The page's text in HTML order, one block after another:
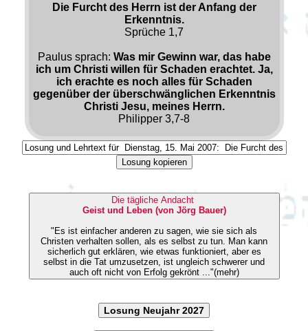
Die Furcht des Herrn ist der Anfang der
Erkenntnis.
Sprüche 1,7
Paulus sprach: Was mir Gewinn war, das habe
ich um Christi willen für Schaden erachtet. Ja,
ich erachte es noch alles für Schaden
gegenüber der überschwänglichen Erkenntnis
Christi Jesu, meines Herrn.
Philipper 3,7-8
Losung kopieren
Die tägliche Andacht
Geist und Leben (von Jörg Bauer)
"Es ist einfacher anderen zu sagen, wie sie sich als
Christen verhalten sollen, als es selbst zu tun. Man kann
sicherlich gut erklären, wie etwas funktioniert, aber es
selbst in die Tat umzusetzen, ist ungleich schwerer und
auch oft nicht von Erfolg gekrönt ..."(mehr)
Losung Neujahr 2027